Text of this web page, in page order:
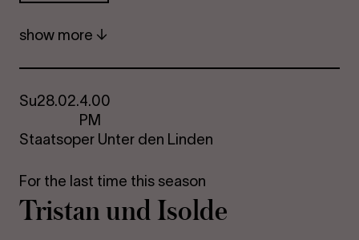
show more
Su28.02.4.00
PM
Staatsoper Unter den Linden
For the last time this season
Tristan und Isolde